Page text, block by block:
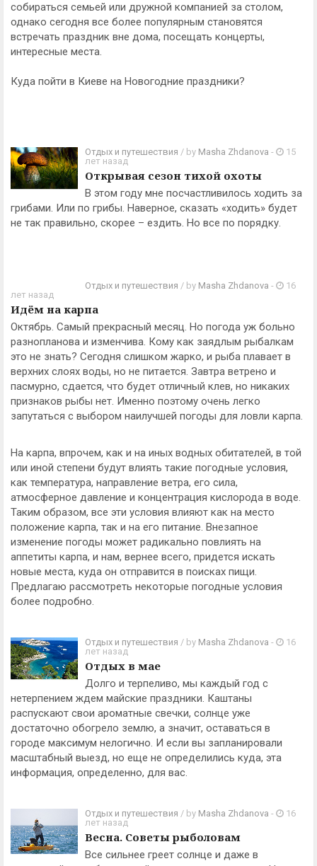
собираться семьей или дружной компанией за столом,
однако сегодня все более популярным становятся
встречать праздник вне дома, посещать концерты,
интересные места.
Куда пойти в Киеве на Новогодние праздники?
Отдых и путешествия / by Masha Zhdanova -
15
лет назад
Открывая сезон тихой охоты
В этом году мне посчастливилось ходить за
грибами. Или по грибы. Наверное, сказать «ходить» будет
не так правильно, скорее – ездить. Но все по порядку.
Отдых и путешествия / by Masha Zhdanova -
16
лет назад
Идём на карпа
Октябрь. Самый прекрасный месяц. Но погода уж больно
разнопланова и изменчива. Кому как заядлым рыбалкам
это не знать? Сегодня слишком жарко, и рыба плавает в
верхних слоях воды, но не питается. Завтра ветрено и
пасмурно, сдается, что будет отличный клев, но никаких
признаков рыбы нет. Именно поэтому очень легко
запутаться с выбором наилучшей погоды для ловли карпа.
На карпа, впрочем, как и на иных водных обитателей, в той
или иной степени будут влиять такие погодные условия,
как температура, направление ветра, его сила,
атмосферное давление и концентрация кислорода в воде.
Таким образом, все эти условия влияют как на место
положение карпа, так и на его питание. Внезапное
изменение погоды может радикально повлиять на
аппетиты карпа, и нам, вернее всего, придется искать
новые места, куда он отправится в поисках пищи.
Предлагаю рассмотреть некоторые погодные условия
более подробно.
Отдых и путешествия / by Masha Zhdanova -
16
лет назад
Отдых в мае
Долго и терпеливо, мы каждый год с
нетерпением ждем майские праздники. Каштаны
распускают свои ароматные свечки, солнце уже
достаточно обогрело землю, а значит, оставаться в
городе максимум нелогично. И если вы запланировали
масштабный выезд, но еще не определились куда, эта
информация, определенно, для вас.
Отдых и путешествия / by Masha Zhdanova -
16
лет назад
Весна. Советы рыболовам
Все сильнее греет солнце и даже в